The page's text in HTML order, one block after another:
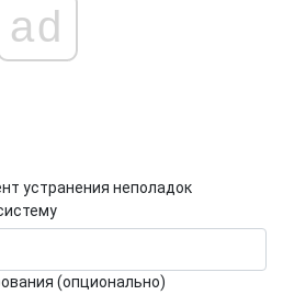
ad
устранения неполадок
(опционально)